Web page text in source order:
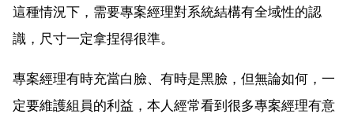
這種情況下，需要專案經理對系統結構有全域性的認
識，尺寸一定拿捏得很準。
專案經理有時充當白臉、有時是黑臉，但無論如何，一
定要維護組員的利益，本人經常看到很多專案經理有意